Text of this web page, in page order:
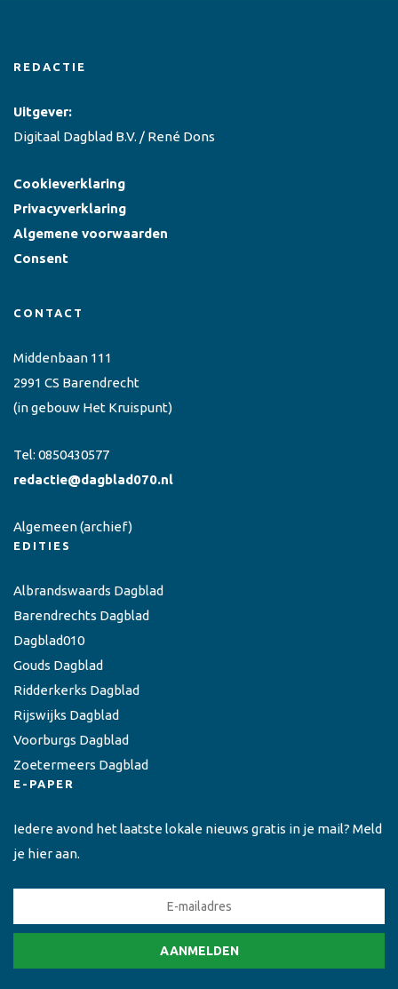
REDACTIE
Uitgever:
Digitaal Dagblad B.V. / René Dons
Cookieverklaring
Privacyverklaring
Algemene voorwaarden
Consent
CONTACT
Middenbaan 111
2991 CS Barendrecht
(in gebouw Het Kruispunt)
Tel: 0850430577
redactie@dagblad070.nl
Algemeen(archief)
EDITIES
Albrandswaards Dagblad
Barendrechts Dagblad
Dagblad010
Gouds Dagblad
Ridderkerks Dagblad
Rijswijks Dagblad
Voorburgs Dagblad
Zoetermeers Dagblad
E-PAPER
Iedere avond het laatste lokale nieuws gratis in je mail? Meld
je hier aan.